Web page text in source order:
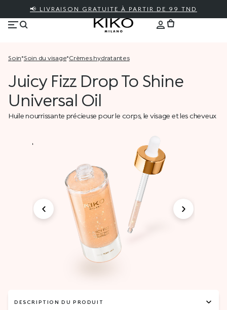
📢 LIVRAISON GRATUITE À PARTIR DE 99 TND
soin* soin du visage* crèmes hydratantes
Juicy Fizz Drop To Shine
Universal Oil
Huile nourrissante précieuse pour le corps, le visage et les cheveux
DESCRIPTION DU PRODUIT